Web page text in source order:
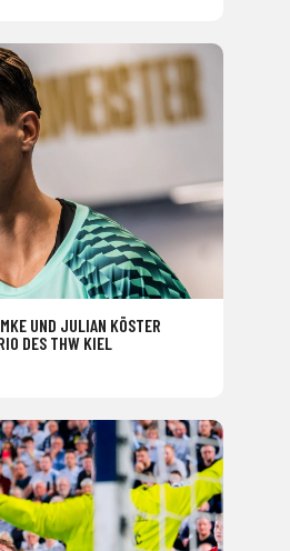
UND JULIAN KÖSTER
DES THW KIEL